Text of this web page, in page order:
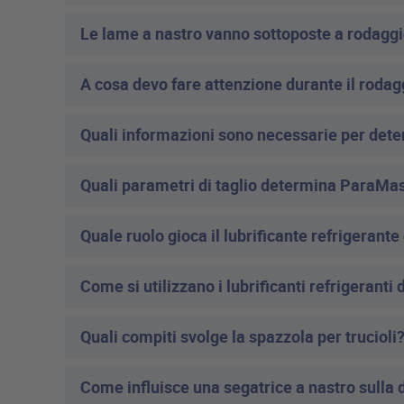
Le lame a nastro vanno sottoposte a
A cosa devo fare attenzione durante il
Quali informazioni sono necessarie per
Quali parametri di taglio determina
Quale ruolo gioca il lubrificante
Come si utilizzano i lubrificanti refrigeranti
Quali compiti svolge la spazzola per trucioli?
Come influisce una segatrice a nastro sulla